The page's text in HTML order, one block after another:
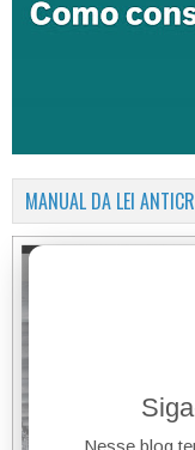
Nesse blog
MANUAL DA LEI